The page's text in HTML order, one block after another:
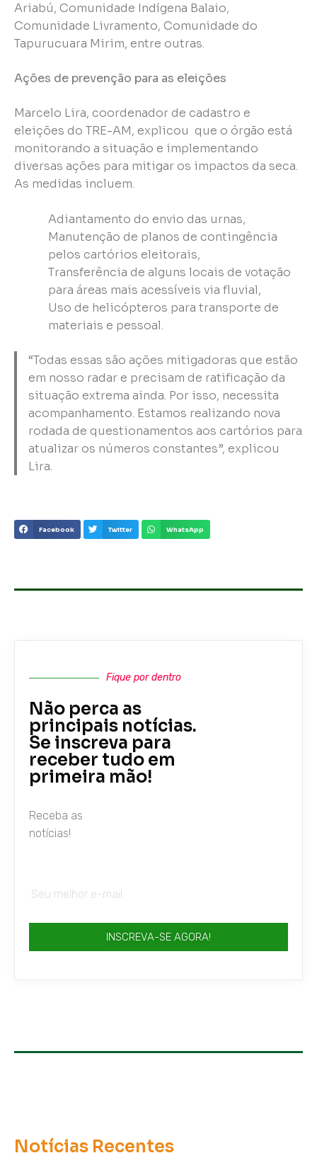
Ariabú, Comunidade Indígena Balaio,
Comunidade Livramento, Comunidade do
Tapurucuara Mirim, entre outras.
Ações de prevenção para as eleições
Marcelo Lira, coordenador de cadastro e
eleições do TRE-AM, explicou que o órgão está
monitorando a situação e implementando
diversas ações para mitigar os impactos da seca.
As medidas incluem.
Adiantamento do envio das urnas,
Manutenção de planos de contingência
pelos cartórios eleitorais,
Transferência de alguns locais de votação
para áreas mais acessíveis via fluvial,
Uso de helicópteros para transporte de
materiais e pessoal.
“Todas essas são ações mitigadoras que estão
em nosso radar e precisam de ratificação da
situação extrema ainda. Por isso, necessita
acompanhamento. Estamos realizando nova
rodada de questionamentos aos cartórios para
atualizar os números constantes”, explicou
Lira.
Facebook Twitter WhatsApp
Fique por dentro
Não perca as
principais notícias.
Se inscreva para
receber tudo em
primeira mão!
Receba as
notícias!
INSCREVA-SE AGORA!
Notícias Recentes